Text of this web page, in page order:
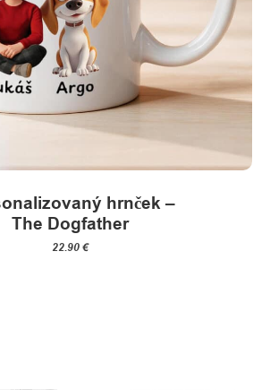
hrnček –
The Dogfather
22.90€